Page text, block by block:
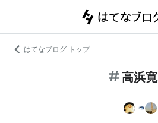
はてなブログ トップ
高浜寛